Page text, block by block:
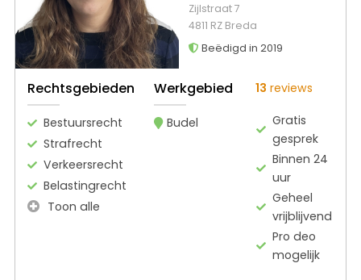
Zijlstraat 7
4811 RZ Breda
Beëdigd in 2019
Rechtsgebieden
Bestuursrecht
Strafrecht
Verkeersrecht
Belastingrecht
Toon alle
Werkgebied
Budel
13 reviews
Gratis
gesprek
Binnen 24
uur
Geheel
vrijblijvend
Pro deo
mogelijk